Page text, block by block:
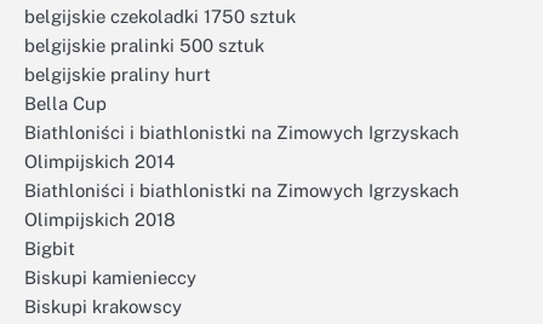
belgijskie czekoladki 1750 sztuk
belgijskie pralinki 500 sztuk
belgijskie praliny hurt
Bella Cup
Biathloniści i biathlonistki na Zimowych Igrzyskach
Olimpijskich 2014
Biathloniści i biathlonistki na Zimowych Igrzyskach
Olimpijskich 2018
Bigbit
Biskupi kamienieccy
Biskupi krakowscy